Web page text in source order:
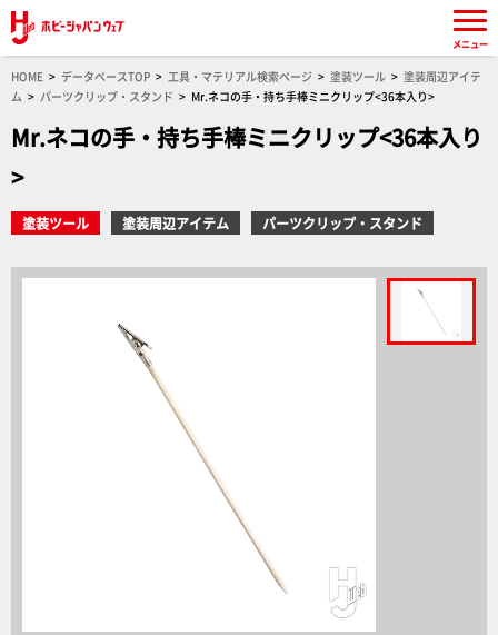
HOME データベースTOP 工具・マテリアル検索ページ 塗装ツール
塗装周辺アイテ
ム
パーツクリップ・スタンド Mr.ネコの手・持ち手棒ミニクリップ<36本入り>
Mr.ネコの手・持ち手棒ミニクリップ<36本入り
>
塗装ツール 塗装周辺アイテム パーツクリップ・スタンド
メニュー